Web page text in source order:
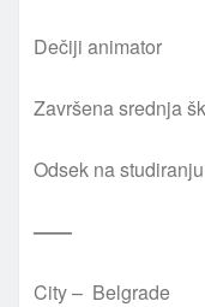
Dečiji animator
Završena srednja
Odsek na
——
City – Belgrade